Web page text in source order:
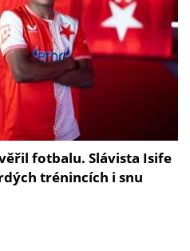
fotbalu. Slávista Isife
trénincích i snu